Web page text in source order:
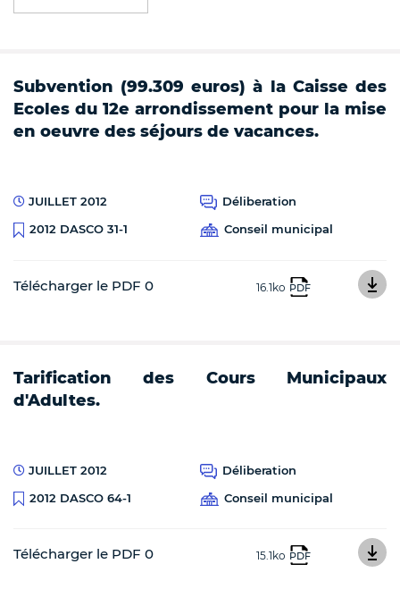
Subvention (99.309 euros) à la Caisse des
Ecoles du 12e arrondissement pour la mise
en oeuvre des séjours de vacances.
JUILLET 2012
Déliberation
2012 DASCO 31-1
Conseil municipal
Télécharger le PDF 0 16.1ko PDF
Tarification des Cours Municipaux
d'Adultes.
JUILLET 2012
Déliberation
2012 DASCO 64-1
Conseil municipal
Télécharger le PDF 0 15.1ko PDF